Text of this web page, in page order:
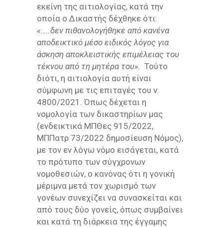
εκείνη της αιτιολογίας, κατά την
οποία ο Δικαστής δέχθηκε ότι:
«…..δεν πιθανολογήθηκε από κανένα
αποδεικτικό μέσο ειδικός λόγος για
άσκηση αποκλειστικής επιμέλειας του
τέκνου από τη μητέρα του». Τούτο
διότι, η αιτιολογία αυτή είναι
σύμφωνη με τις επιταγές του ν.
4800/2021. Όπως δέχεται η
νομολογία των δικαστηρίων μας
(ενδεικτικά ΜΠΘες 915/2022,
ΜΠΠατρ 73/2022 δημοσίευση Νόμος),
με τον εν λόγω νόμο εισάγεται, κατά
το πρότυπο των σύγχρονων
νομοθεσιών, ο κανόνας ότι η γονική
μέριμνα μετά τον χωρισμό των
γονέων συνεχίζει να συνασκείται και
από τους δύο γονείς, όπως συμβαίνει
και κατά τη διάρκεια της έγγαμης